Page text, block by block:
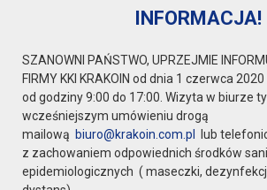
INFORMACJA!
SZANOWNI PAŃSTWO, UPRZEJMIE
FIRMY KKI KRAKOIN od dnia 1 czerwca
od godziny 9:00 do 17:00. Wizyta w biurze
wcześniejszym umówieniu drogą
mailową biuro@krakoin.com.pl lub
z zachowaniem odpowiednich środków
epidemiologicznych ( maseczki,